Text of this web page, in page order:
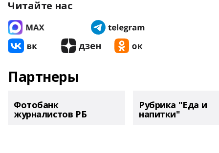
Читайте нас
Партнеры
Фотобанк
журналистов РБ
Рубрика "Еда и
напитки"